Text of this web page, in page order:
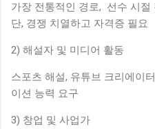
가장 전통적인 경로, 선수 시절
단, 경쟁 치열하고 자격증 필요
2) 해설자 및 미디어 활동
스포츠 해설, 유튜브 크리에이
이션 능력 요구
3) 창업 및 사업가